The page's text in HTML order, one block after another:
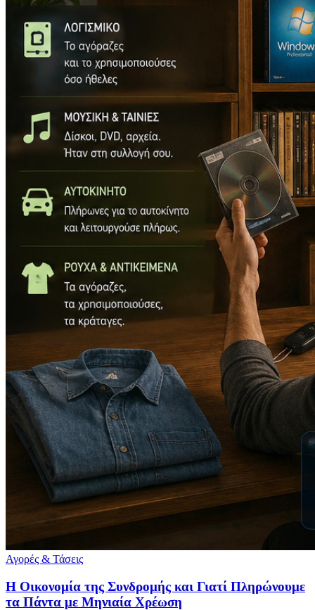
Αγορές & Τάσεις
Η Οικονομία της Συνδρομής και Γιατί Πληρώνουμε
τα Πάντα με Μηνιαία Χρέωση